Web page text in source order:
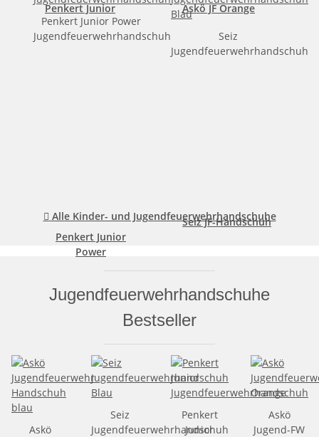
Penkert Junior
Askö JF Orange
Penkert Junior Power
Jugendfeuerwehrhandschuh
Penkert Junior
Power
Seiz
Jugendfeuerwehrhandschuh
Seiz JF-Handschuh
 Alle Kinder- und Jugendfeuerwehrhandschuhe
Jugendfeuerwehrhandschuhe
Bestseller
Askö
Seiz
Jugendfeuerwehrhandschuh
Penkert
Junior
Askö
Jugend-FW